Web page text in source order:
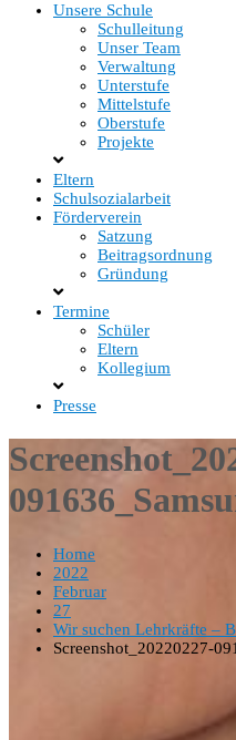
Unsere Schule
Schulleitung
Unser Team
Verwaltung
Unterstufe
Mittelstufe
Oberstufe
Projekte
Eltern
Schulsozialarbeit
Förderverein
Satzung
Beitragsordnung
Gründung
Termine
Schüler
Eltern
Kollegium
Presse
Home
2022
Februar
27
Wir suchen Lehrkräfte –
Screenshot_20220227-